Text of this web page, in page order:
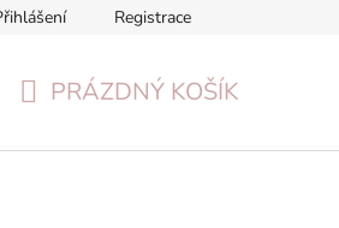
od smlouvy Reklamační formulář
Registrace
PRÁZDNÝ KOŠÍK